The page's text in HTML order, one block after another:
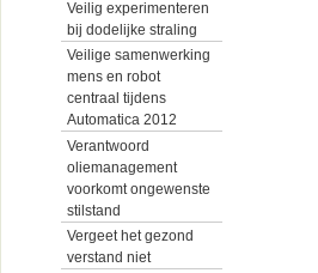
Veilig experimenteren
bij dodelijke straling
Veilige samenwerking
mens en robot
centraal tijdens
Automatica 2012
Verantwoord
oliemanagement
voorkomt ongewenste
stilstand
Vergeet het gezond
verstand niet